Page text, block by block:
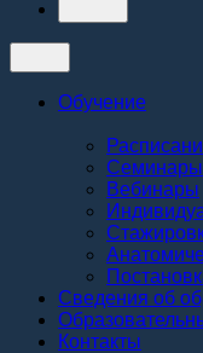
Обучение
Семинары
Вебинары
Сведения об
Контакты